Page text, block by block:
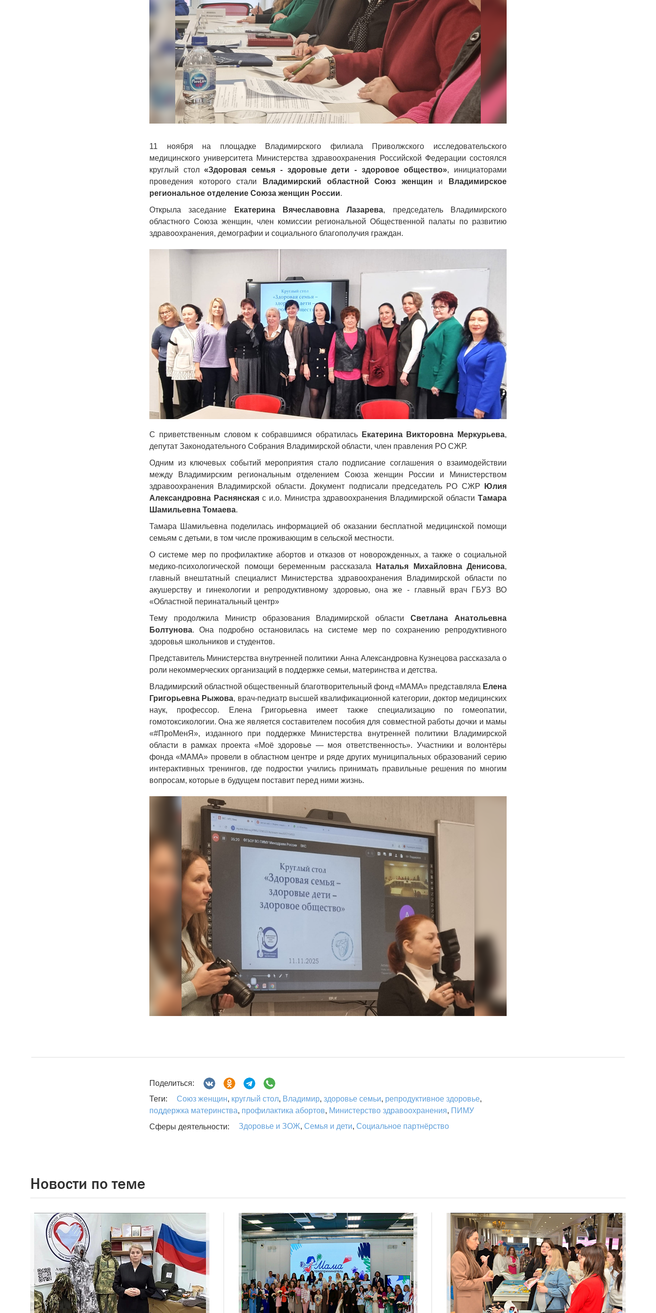
11 ноября на площадке Владимирского филиала Приволжского исследовательского
медицинского университета Министерства здравоохранения Российской Федерации состоялся
круглый стол«Здоровая семья - здоровые дети - здоровое общество», инициаторами
проведения которого стали
Владимирский областной Союз женщин и
Владимирское
региональное отделение Союза женщин России.
Открыла заседание Екатерина Вячеславовна Лазарева, председатель Владимирского
областного Союза женщин, член комиссии региональной Общественной палаты по развитию
здравоохранения, демографии и социального благополучия граждан.
С приветственным словом к собравшимся обратиласьЕкатерина Викторовна Меркурьева,
депутат Законодательного Собрания Владимирской области, член правления РО СЖР.
Одним из ключевых событий мероприятия стало подписание соглашения о взаимодействии
между Владимирским региональным отделением Союза женщин России и Министерством
здравоохранения Владимирской области. Документ подписали председатель РО СЖР
Юлия
Александровна Раснянскаяс и.о. Министра здравоохранения Владимирской области Тамара
Шамильевна Томаева.
Тамара Шамильевна поделилась информацией об оказании бесплатной медицинской помощи
семьям с детьми, в том числе проживающим в сельской местности.
О системе мер по профилактике абортов и отказов от новорожденных, а также о социальной
медико-психологической помощи беременным рассказала
Наталья Михайловна Денисова,
главный внештатный специалист Министерства здравоохранения Владимирской области по
акушерству и гинекологии и репродуктивному здоровью, она же - главный врач ГБУЗ ВО
«Областной перинатальный центр»
Тему продолжила Министр образования Владимирской областиСветлана Анатольевна
Болтунова. Она подробно остановилась на системе мер по сохранению репродуктивного
здоровья школьников и студентов.
Представитель Министерства внутренней политики Анна Александровна Кузнецова рассказала о
роли некоммерческих организаций в поддержке семьи, материнства и детства.
Владимирский областной общественный благотворительный фонд «МАМА» представляла Елена
Григорьевна Рыжова, врач-педиатр высшей квалификационной категории, доктор медицинских
наук, профессор. Елена Григорьевна имеет также специализацию по гомеопатии,
гомотоксикологии. Она же является составителем пособия для совместной работы дочки и мамы
«#ПроМенЯ», изданного при поддержке Министерства внутренней политики Владимирской
области в рамках проекта «Моё здоровье — моя ответственность». Участники и волонтёры
фонда «МАМА» провели в областном центре и ряде других муниципальных образований серию
интерактивных тренингов, где подростки учились принимать правильные решения по многим
вопросам, которые в будущем поставит перед ними жизнь.
Поделиться:
Теги:
Союз женщин, круглый стол, Владимир, здоровье семьи, репродуктивное здоровье,
поддержка материнства, профилактика абортов, Министерство здравоохранения, ПИМУ
Сферы деятельности:
Здоровье и ЗОЖ, Семья и дети, Социальное партнёрство
Новости по теме